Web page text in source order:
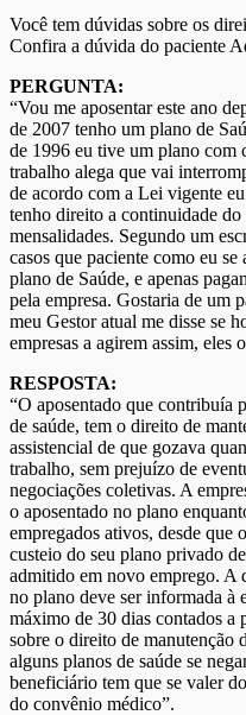
Você tem dúvidas sobre os
Confira a dúvida do paciente
PERGUNTA:
“Vou me aposentar este ano
de 2007 tenho um plano de
de 1996 eu tive um plano com
trabalho alega que vai
de acordo com a Lei vigente
tenho direito a continuidade do
mensalidades. Segundo um
casos que paciente como eu
plano de Saúde, e apenas
pela empresa. Gostaria de um
meu Gestor atual me disse se
empresas a agirem assim, eles
RESPOSTA:
“O aposentado que contribuía
de saúde, tem o direito de
assistencial de que gozava
trabalho, sem prejuízo de
negociações coletivas. A
o aposentado no plano
empregados ativos, desde que
custeio do seu plano privado
admitido em novo emprego. A
no plano deve ser informada à
máximo de 30 dias contados a
sobre o direito de manutenção
alguns planos de saúde se
beneficiário tem que se valer
do convênio médico”.